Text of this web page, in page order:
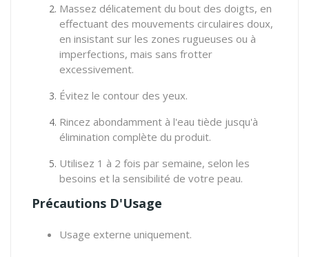
Massez délicatement du bout des doigts, en
effectuant des mouvements circulaires doux,
en insistant sur les zones rugueuses ou à
imperfections, mais sans frotter
excessivement.
Évitez le contour des yeux.
Rincez abondamment à l'eau tiède jusqu'à
élimination complète du produit.
Utilisez 1 à 2 fois par semaine, selon les
besoins et la sensibilité de votre peau.
Précautions D'Usage
Usage externe uniquement.